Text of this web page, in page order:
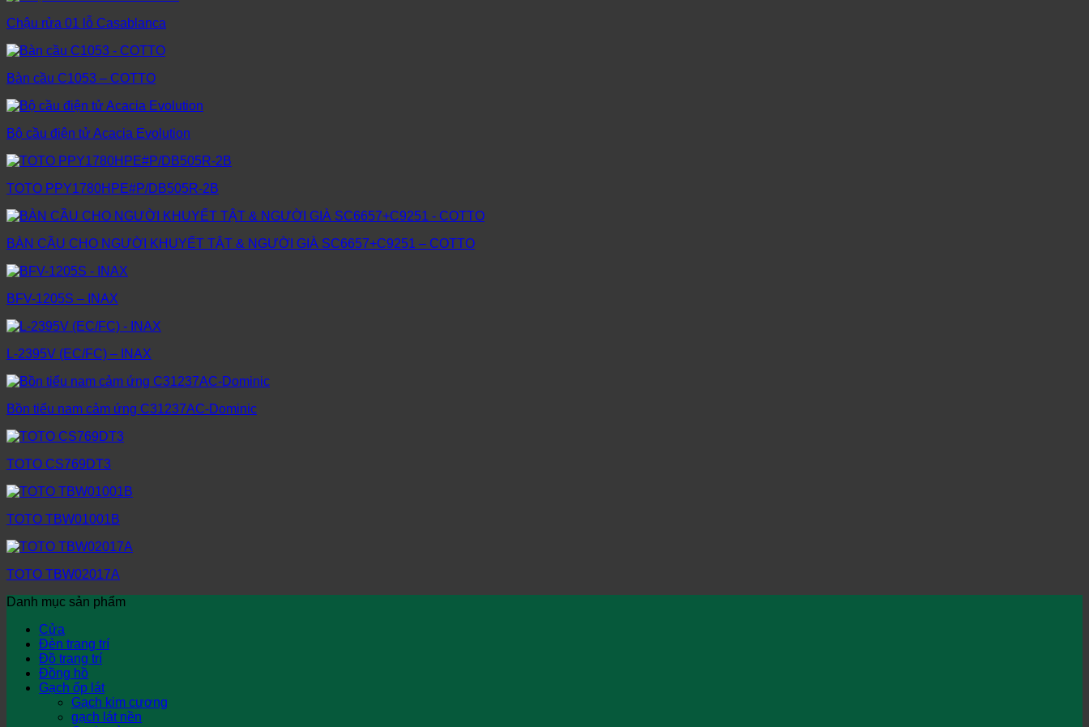
Chậu rửa 01 lỗ Casablanca
Bàn cầu C1053 – COTTO
Bộ cầu điện tử Acacia Evolution
TOTO PPY1780HPE#P/DB505R-2B
BÀN CẦU CHO NGƯỜI KHUYẾT TẬT & NGƯỜI GIÀ SC6657+C9251 – COTTO
BFV-1205S – INAX
L-2395V (EC/FC) – INAX
Bồn tiểu nam cảm ứng C31237AC-Dominic
TOTO CS769DT3
TOTO TBW01001B
TOTO TBW02017A
Danh mục sản phẩm
Cửa
Đèn trang trí
Đồ trang trí
Đồng hồ
Gạch ốp lát
Gạch kim cương
gạch lát nền